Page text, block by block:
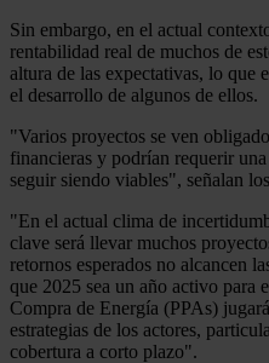
Sin embargo, en el actual
rentabilidad real de muchos de
altura de las expectativas, lo que
el desarrollo de algunos de ellos.
"Varios proyectos se ven
financieras y podrían requerir
seguir siendo viables", señalan
"En el actual clima de
clave será llevar muchos
retornos esperados no alcancen
que 2025 sea un año activo para
Compra de Energía (PPAs)
estrategias de los actores,
cobertura a corto plazo".